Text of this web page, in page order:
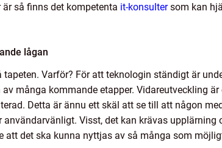
så finns det kompetenta it-konsultersom kan
lågan
Varför? För att teknologin ständigt är
många kommande etapper. Vidareutveckling
Detta är ännu ett skäl att se till att någon
Visst, det kan krävas
att det ska kunna nyttjas av så många som